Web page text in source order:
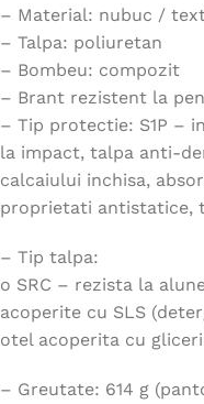
– Material: nubuc /
– Talpa: poliuretan
– Bombeu: compozit
– Brant rezistent la
– Tip protectie: S1P –
la impact, talpa anti-
calcaiului inchisa,
proprietati antistatice,
– Tip talpa:
o SRC – rezista la
acoperite cu SLS
otel acoperita cu
– Greutate: 614 g